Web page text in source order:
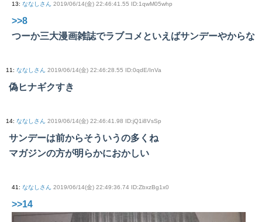
13: ななしさん 2019/06/14(金) 22:46:41.55 ID:1qwM05whp
>>8
つーか三大漫画雑誌でラブコメといえばサンデーやからな
11: ななしさん 2019/06/14(金) 22:46:28.55 ID:0qdE/InVa
偽ヒナギクすき
14: ななしさん 2019/06/14(金) 22:46:41.98 ID:jQ1i8VsSp
サンデーは前からそういうの多くね
マガジンの方が明らかにおかしい
41: ななしさん 2019/06/14(金) 22:49:36.74 ID:ZbxzBg1x0
>>14